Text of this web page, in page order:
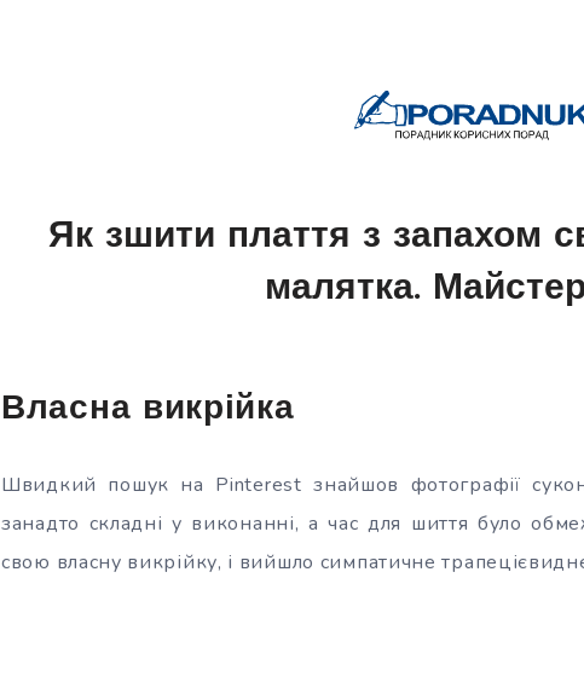
Як зшити плаття з запахом
малятка.
Власна викрійка
Швидкий пошук на Pinterest знайшов фотографії
занадто складні у виконанні, а час для шиття було
свою власну викрійку, і вийшло симпатичне